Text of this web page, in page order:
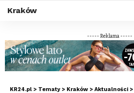
Kraków
----- Reklama -----
KR24.pl > Tematy > Kraków > Aktualności >